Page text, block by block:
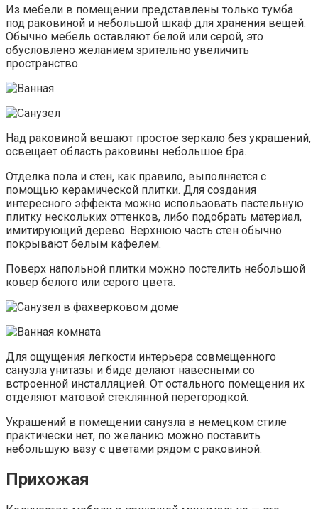
Из мебели в помещении представлены только тумба
под раковиной и небольшой шкаф для хранения вещей.
Обычно мебель оставляют белой или серой, это
обусловлено желанием зрительно увеличить
пространство.
Над раковиной вешают простое зеркало без украшений,
освещает область раковины небольшое бра.
Отделка пола и стен, как правило, выполняется с
помощью керамической плитки. Для создания
интересного эффекта можно использовать пастельную
плитку нескольких оттенков, либо подобрать материал,
имитирующий дерево. Верхнюю часть стен обычно
покрывают белым кафелем.
Поверх напольной плитки можно постелить небольшой
ковер белого или серого цвета.
Для ощущения легкости интерьера совмещенного
санузла унитазы и биде делают навесными со
встроенной инсталляцией. От остального помещения их
отделяют матовой стеклянной перегородкой.
Украшений в помещении санузла в немецком стиле
практически нет, по желанию можно поставить
небольшую вазу с цветами рядом с раковиной.
Прихожая